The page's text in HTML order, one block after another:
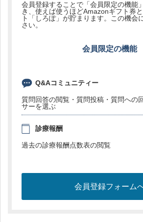
会員登録することで「会員限定の機能
き、使えば使うほどAmazonギフト券
ト「しろぽ」が貯まります。この機会
さい。
会員限定の機能
Q&Aコミュニティー
質問回答の閲覧・質問投稿・質問への
サーを選ぶ
診療報酬
過去の診療報酬点数表の閲覧
会員登録フォーム